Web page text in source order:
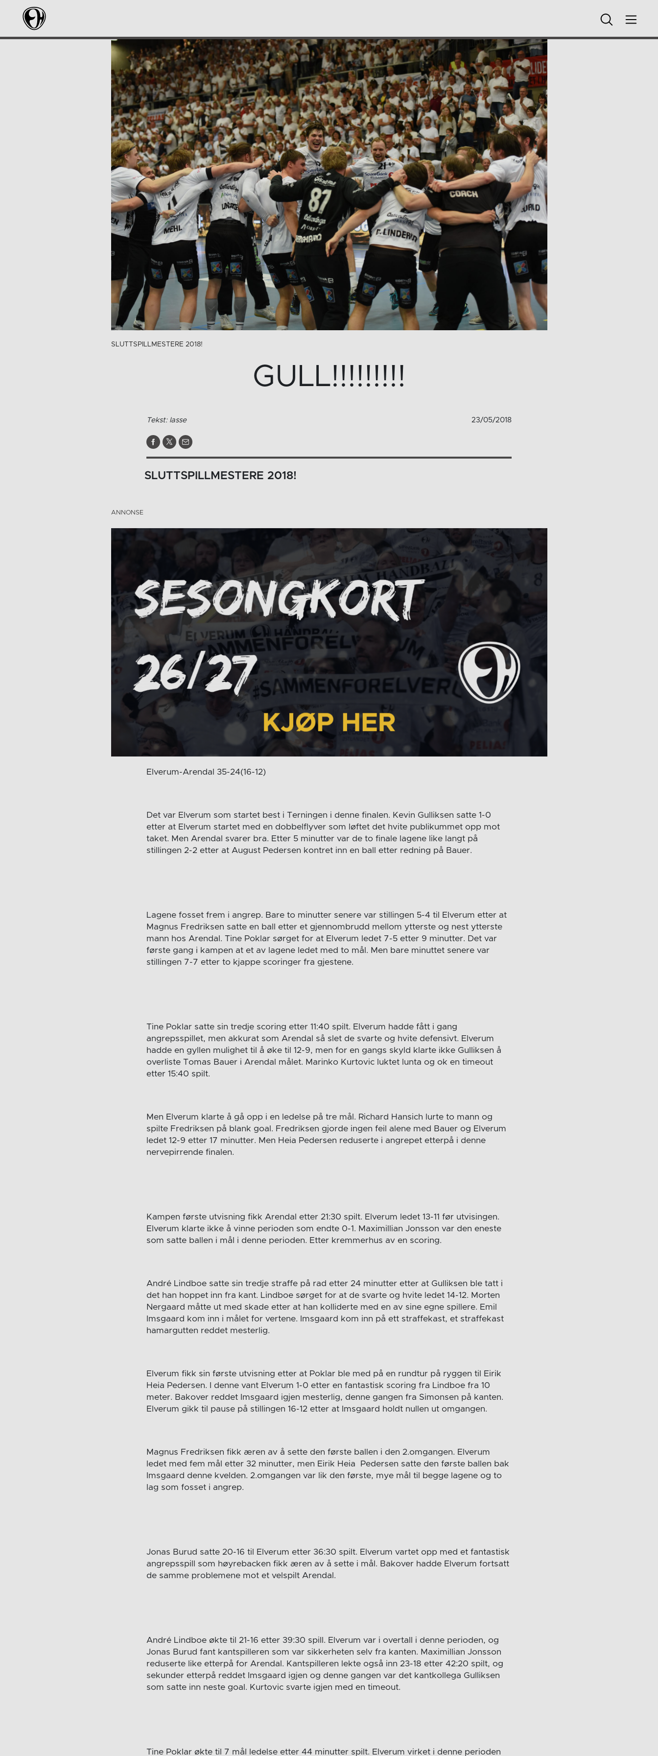
SLUTTSPILLMESTERE 2018!
GULL!!!!!!!!!
Tekst: lasse 23/05/2018
SLUTTSPILLMESTERE 2018!
Elverum-Arendal 35-24(16-12)
Det var Elverum som startet best i Terningen i denne finalen. Kevin Gulliksen satte 1-0
etter at Elverum startet med en dobbelflyver som løftet det hvite publikummet opp mot
taket. Men Arendal svarer bra. Etter 5 minutter var de to finale lagene like langt på
stillingen 2-2 etter at August Pedersen kontret inn en ball etter redning på Bauer.
Lagene fosset frem i angrep. Bare to minutter senere var stillingen 5-4 til Elverum etter at
Magnus Fredriksen satte en ball etter et gjennombrudd mellom ytterste og nest ytterste
mann hos Arendal. Tine Poklar sørget for at Elverum ledet 7-5 etter 9 minutter. Det var
første gang i kampen at et av lagene ledet med to mål. Men bare minuttet senere var
stillingen 7-7 etter to kjappe scoringer fra gjestene.
Tine Poklar satte sin tredje scoring etter 11:40 spilt. Elverum hadde fått i gang
angrepsspillet, men akkurat som Arendal så slet de svarte og hvite defensivt. Elverum
hadde en gyllen mulighet til å øke til 12-9, men for en gangs skyld klarte ikke Gulliksen å
overliste Tomas Bauer i Arendal målet. Marinko Kurtovic luktet lunta og ok en timeout
etter 15:40 spilt.
Men Elverum klarte å gå opp i en ledelse på tre mål. Richard Hansich lurte to mann og
spilte Fredriksen på blank goal. Fredriksen gjorde ingen feil alene med Bauer og Elverum
ledet 12-9 etter 17 minutter. Men Heia Pedersen reduserte i angrepet etterpå i denne
nervepirrende finalen.
Kampen første utvisning fikk Arendal etter 21:30 spilt. Elverum ledet 13-11 før utvisingen.
Elverum klarte ikke å vinne perioden som endte 0-1. Maximillian Jonsson var den eneste
som satte ballen i mål i denne perioden. Etter kremmerhus av en scoring.
André Lindboe satte sin tredje straffe på rad etter 24 minutter etter at Gulliksen ble tatt i
det han hoppet inn fra kant. Lindboe sørget for at de svarte og hvite ledet 14-12. Morten
Nergaard måtte ut med skade etter at han kolliderte med en av sine egne spillere. Emil
Imsgaard kom inn i målet for vertene. Imsgaard kom inn på ett straffekast, et straffekast
hamargutten reddet mesterlig.
Elverum fikk sin første utvisning etter at Poklar ble med på en rundtur på ryggen til Eirik
Heia Pedersen. I denne vant Elverum 1-0 etter en fantastisk scoring fra Lindboe fra 10
meter. Bakover reddet Imsgaard igjen mesterlig, denne gangen fra Simonsen på kanten.
Elverum gikk til pause på stillingen 16-12 etter at Imsgaard holdt nullen ut omgangen.
Magnus Fredriksen fikk æren av å sette den første ballen i den 2.omgangen. Elverum
ledet med fem mål etter 32 minutter, men Eirik Heia Pedersen satte den første ballen bak
Imsgaard denne kvelden. 2.omgangen var lik den første, mye mål til begge lagene og to
lag som fosset i angrep.
Jonas Burud satte 20-16 til Elverum etter 36:30 spilt. Elverum vartet opp med et fantastisk
angrepsspill som høyrebacken fikk æren av å sette i mål. Bakover hadde Elverum fortsatt
de samme problemene mot et velspilt Arendal.
André Lindboe økte til 21-16 etter 39:30 spill. Elverum var i overtall i denne perioden, og
Jonas Burud fant kantspilleren som var sikkerheten selv fra kanten. Maximillian Jonsson
reduserte like etterpå for Arendal. Kantspilleren lekte også inn 23-18 etter 42:20 spilt, og
sekunder etterpå reddet Imsgaard igjen og denne gangen var det kantkollega Gulliksen
som satte inn neste goal. Kurtovic svarte igjen med en timeout.
Tine Poklar økte til 7 mål ledelse etter 44 minutter spilt. Elverum virket i denne perioden